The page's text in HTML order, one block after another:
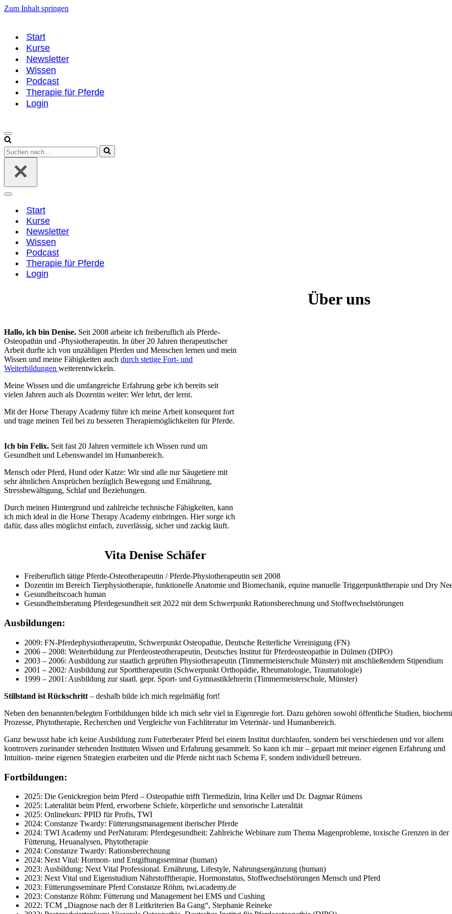
Zum Inhalt springen
Start
Kurse
Newsletter
Wissen
Podcast
Therapie für Pferde
Login
Navigationsmenü
Suchen
nach …
Navigationsmenü
Start
Kurse
Newsletter
Wissen
Podcast
Therapie für Pferde
Login
Über uns
Hallo, ich bin Denise. Seit 2008 arbeite ich freiberuflich als Pferde-
Osteopathin und -Physiotherapeutin. In über 20 Jahren therapeutischer
Arbeit durfte ich von unzähligen Pferden und Menschen lernen und mein
Wissen und meine Fähigkeiten auch durch stetige Fort- und
Weiterbildungen weiterentwickeln.
Meine Wissen und die umfangreiche Erfahrung gebe ich bereits seit
vielen Jahren auch als Dozentin weiter: Wer lehrt, der lernt.
Mit der Horse Therapy Academy führe ich meine Arbeit konsequent fort
und trage meinen Teil bei zu besseren Therapiemöglichkeiten für Pferde.
Ich bin Felix. Seit fast 20 Jahren vermittele ich Wissen rund um
Gesundheit und Lebenswandel im Humanbereich.
Mensch oder Pferd, Hund oder Katze: Wir sind alle nur Säugetiere mit
sehr ähnlichen Ansprüchen bezüglich Bewegung und Ernährung,
Stressbewältigung, Schlaf und Beziehungen.
Durch meinen Hintergrund und zahlreiche technische Fähigkeiten, kann
ich mich ideal in die Horse Therapy Academy einbringen. Hier sorge ich
dafür, dass alles möglichst einfach, zuverlässig, sicher und zackig läuft.
Vita Denise Schäfer
Freiberuflich tätige Pferde-Osteotherapeutin / Pferde-Physiotherapeutin seit 2008
Dozentin im Bereich Tierphysiotherapie, funktionelle Anatomie und Biomechanik, equine manuelle Triggerpunkttherapie und Dry
Gesundheitscoach human
Gesundheitsberatung Pferdegesundheit seit 2022 mit dem Schwerpunkt Rationsberechnung und Stoffwechselstörungen
Ausbildungen:
2009: FN-Pferdephysiotherapeutin, Schwerpunkt Osteopathie, Deutsche Reiterliche Vereinigung (FN)
2006 – 2008: Weiterbildung zur Pferdeosteotherapeutin, Deutsches Institut für Pferdeosteopathie in Dülmen (DIPO)
2003 – 2006: Ausbildung zur staatlich geprüften Physiotherapeutin (Timmermeisterschule Münster) mit anschließendem Stipendium
2001 – 2002: Ausbildung zur Sporttherapeutin (Schwerpunkt Orthopädie, Rheumatologie, Traumatologie)
1999 – 2001: Ausbildung zur staatl. gepr. Sport- und Gymnastiklehrerin (Timmermeisterschule, Münster)
Stillstand ist Rückschritt – deshalb bilde ich mich regelmäßig fort!
Neben den benannten/belegten Fortbildungen bilde ich mich sehr viel in Eigenregie fort. Dazu gehören sowohl öffentliche Studien,
Prozesse, Phytotherapie, Recherchen und Vergleiche von Fachliteratur im Veterinär- und Humanbereich.
Ganz bewusst habe ich keine Ausbildung zum Futterberater Pferd bei einem Institut durchlaufen, sondern bei verschiedenen und vor allem
kontrovers zueinander stehenden Instituten Wissen und Erfahrung gesammelt. So kann ich mir – gepaart mit meiner eigenen Erfahrung und
Intuition- meine eigenen Strategien erarbeiten und die Pferde nicht nach Schema F, sondern individuell betreuen.
Fortbildungen:
2025: Die Genickregion beim Pferd – Osteopathie trifft Tiermedizin, Irina Keller und Dr. Dagmar Rümens
2025: Lateralität beim Pferd, erworbene Schiefe, körperliche und sensorische Lateralität
2025: Onlinekurs: PPID für Profis, TWI
2024: Constanze Twardy: Fütterungsmanagement iberischer Pferde
2024: TWI Academy und PerNaturam: Pferdegesundheit: Zahlreiche Webinare zum Thema Magenprobleme, toxische Grenzen in der
Fütterung, Heuanalysen, Phytotherapie
2024: Constanze Twardy: Rationsberechnung
2024: Next Vital: Hormon- und Entgiftungsseminar (human)
2023: Ausbildung: Next Vital Professional. Ernährung, Lifestyle, Nahrungsergänzung (human)
2023: Next Vital und Eigenstudium Nährstofftherapie, Hormonstatus, Stoffwechselstörungen Mensch und Pferd
2023: Fütterungsseminare Pferd Constanze Röhm, twi.academy.de
2023: Constanze Röhm: Fütterung und Management bei EMS und Cushing
2022: TCM „Diagnose nach der 8 Leitkriterien Ba Gang“, Stephanie Reineke